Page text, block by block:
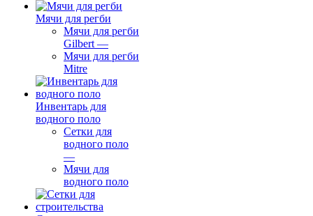
Мячи для регби
Мячи для регби
Gilbert —
Мячи для регби
Mitre
Инвентарь для
водного поло
Сетки для
водного поло
—
Мячи для
водного поло